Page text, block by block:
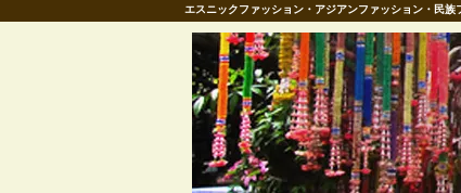
エスニックファッション・アジアンファッション・民族